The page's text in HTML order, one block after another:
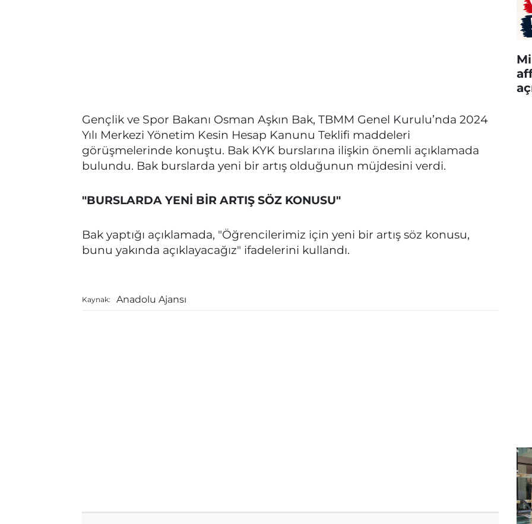
Gençlik ve Spor Bakanı Osman Aşkın Bak, TBMM Genel Kurulu’nda 2024
Yılı Merkezi Yönetim Kesin Hesap Kanunu Teklifi maddeleri
görüşmelerinde konuştu. Bak KYK burslarına ilişkin önemli açıklamada
bulundu. Bak burslarda yeni bir artış olduğunun müjdesini verdi.
"BURSLARDA YENİ BİR ARTIŞ SÖZ KONUSU"
Bak yaptığı açıklamada, "Öğrencilerimiz için yeni bir artış söz konusu,
bunu yakında açıklayacağız" ifadelerini kullandı.
Kaynak: Anadolu Ajansı